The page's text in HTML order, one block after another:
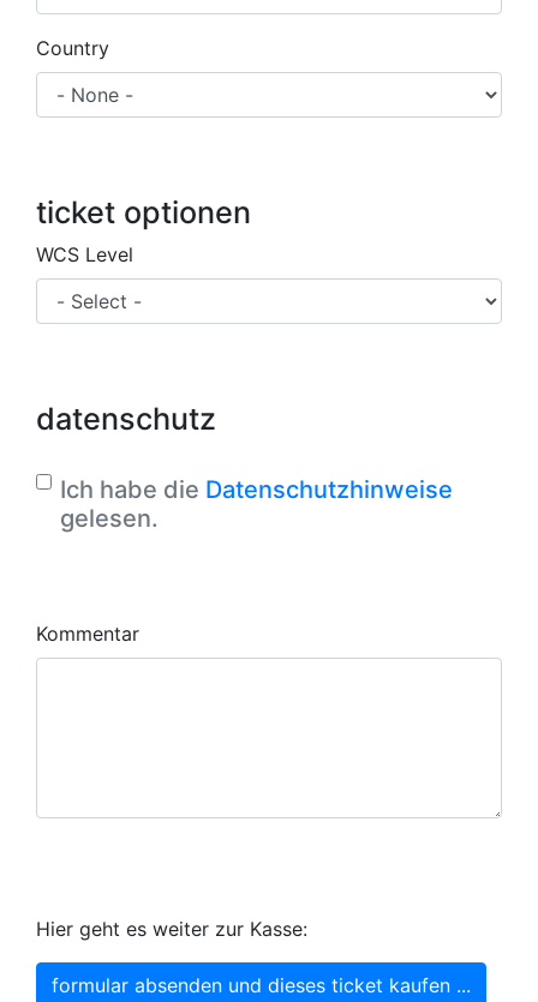
Country
ticket optionen
WCS Level
datenschutz
Ich habe die Datenschutzhinweise
gelesen.
Kommentar
Hier geht es weiter zur Kasse:
formular absenden und dieses ticket kaufen ...